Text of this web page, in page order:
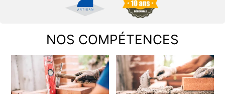
NOS COMPÉTENCES